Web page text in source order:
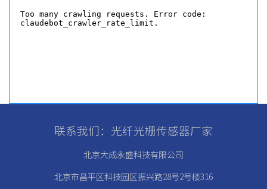
联系我们：光纤光栅传感器厂家
北京大成永盛科技有限公司
北京市昌平区科技园区振兴路28号2号楼316